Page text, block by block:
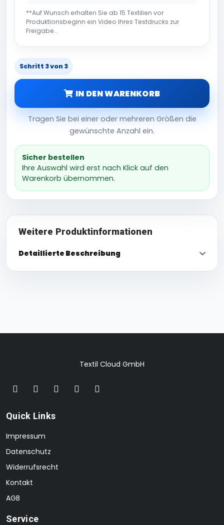
**Auf Wunsch erhalten Sie ab 15 Textilien vor
Produktionsbeginn ein Video Ihres Testdrucks zur
Freigabe..
Schritt 3 von 3
IN DEN WARENKORB
Tragen Sie bei einer oder mehreren Größen die
gewünschte Anzahl ein.
Sicher bestellen
Ihre Auswahl wird erst nach Klick auf den
Warenkorb übernommen.
Weitere Produktinformationen
Detaillierte Beschreibung
Textil Cloud GmbH
Quick Links
Impressum
Datenschutz
Widerrufsrecht
Kontakt
AGB
Service